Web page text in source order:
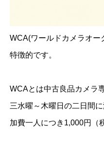
WCA(ワールドカメラオー
特徴的です。
WCAとは中古良品カメラ
三水曜～木曜日の二日間
加費一人につき1,000円（